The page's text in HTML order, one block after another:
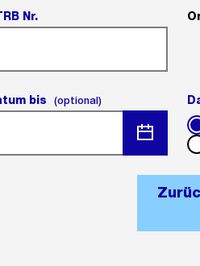
Nr.
bis (optional)(optional).
öffnen